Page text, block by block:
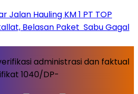
Jalan Hauling KM 1 PT TOP
Belasan Paket Sabu Gagal
administrasi dan faktual
1040/DP-